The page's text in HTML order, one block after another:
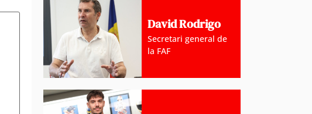
David Rodrigo
Secretari general de
la FAF